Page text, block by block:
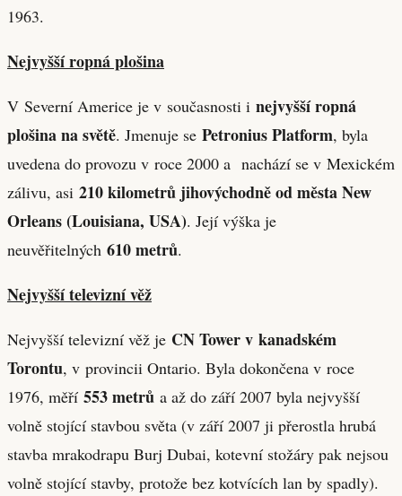
1963.
Nejvyšší ropná plošina
V Severní Americe je v současnosti i nejvyšší ropná
plošina na světě. Jmenuje se Petronius Platform, byla
uvedena do provozu v roce 2000 a nachází se v Mexickém
zálivu, asi 210 kilometrů jihovýchodně od města New
Orleans (Louisiana, USA). Její výška je
neuvěřitelných 610 metrů.
Nejvyšší televizní věž
Nejvyšší televizní věž je CN Tower v kanadském
Torontu, v provincii Ontario. Byla dokončena v roce
1976, měří 553 metrů a až do září 2007 byla nejvyšší
volně stojící stavbou světa (v září 2007 ji přerostla hrubá
stavba mrakodrapu Burj Dubai, kotevní stožáry pak nejsou
volně stojící stavby, protože bez kotvících lan by spadly).